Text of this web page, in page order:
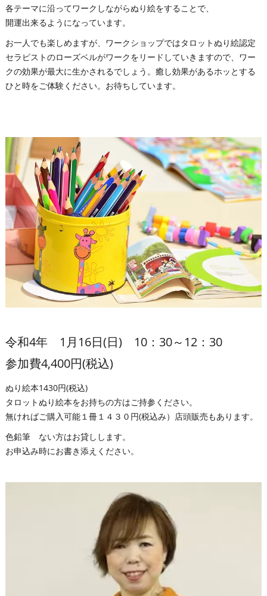
各テーマに沿ってワークしながらぬり絵をすることで、
開運出来るようになっています。
お一人でも楽しめますが、ワークショップではタロットぬり絵認定
セラピストのローズベルがワークをリードしていきますので、ワー
クの効果が最大に生かされるでしょう。癒し効果があるホッとする
ひと時をご体験ください。お待ちしています。
令和4年 1月16日(日) 10：30～12：30
参加費4,400円(税込)
ぬり絵本1430円(税込)
タロットぬり絵本をお持ちの方はご持参ください。
無ければご購入可能１冊１４３０円(税込み）店頭販売もあります。
色鉛筆 ない方はお貸しします。
お申込み時にお書き添えください。